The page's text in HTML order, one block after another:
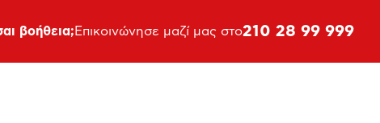
βοήθεια; Επικοινώνησε μαζί μας στο210 28 99 999